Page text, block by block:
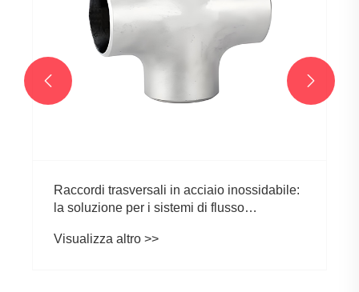
Raccordi trasversali in acciaio inossidabile:
la soluzione per i sistemi di flusso
Visualizza altro >>
 